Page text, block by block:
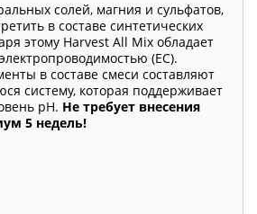
солей, магния и сульфатов,
в составе синтетических
этому Harvest All Mix обладает
(EC).
в составе смеси составляют
систему, которая поддерживает
pH. Не требует внесения
5 недель!